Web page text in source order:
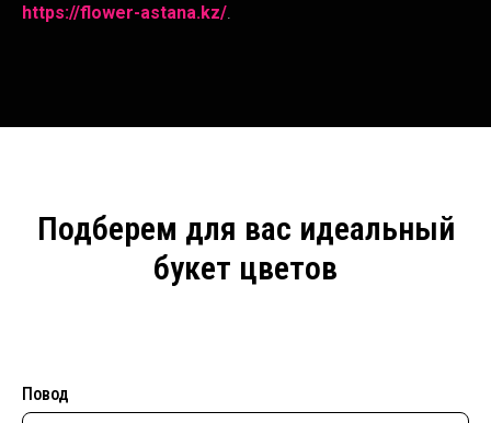
https://flower-astana.kz/.
Подберем для вас идеальный
букет цветов
Повод